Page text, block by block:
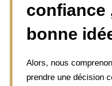
confiance
bonne
Alors, nous
prendre une décision